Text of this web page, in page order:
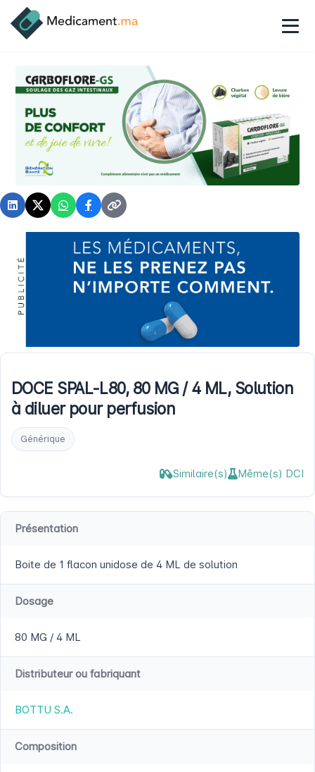
DOCE SPAL-L80, 80 MG / 4 ML, Solution
à diluer pour perfusion
Générique
Similaire(s) Même(s) DCI
Présentation
Boite de 1 flacon unidose de 4 ML de solution
Dosage
80 MG / 4 ML
Distributeur ou fabriquant
BOTTU S.A.
Composition